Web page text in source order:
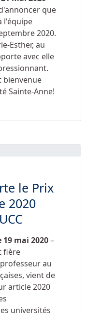
que
l'équipe
2020.
Esther, au
avec elle
bienvenue
Sainte-Anne!
le Prix
2020
19 mai 2020–
fière
au
vient de
article 2020
universités